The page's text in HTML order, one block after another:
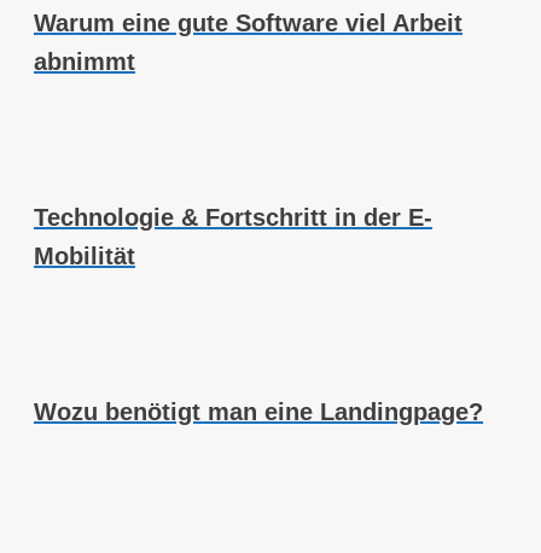
Warum eine gute Software viel Arbeit
abnimmt
Technologie & Fortschritt in der E-
Mobilität
Wozu benötigt man eine Landingpage?